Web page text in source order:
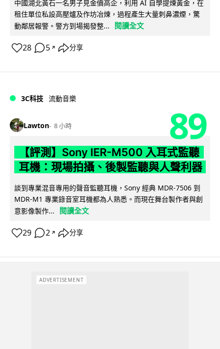
中國湖北黃石一名男子見金價高企，利用 AI 自學提煉黃金，在
租住單位私設高壓爐及作坊冶煉，過程產生大量刺鼻濃煙，驚
動鄰居報警。警方到場揭發整...
閱讀全文
28 5 ↗ 分享
3C科技 流動音樂
Lawton 8 小時 89
【評測】Sony IER-M500 入耳式監聽
耳機：現場拍攝、後製監聽與人聲利器
談到專業混音專用的聲音監聽耳機，Sony 經典 MDR-7506 到
MDR-M1 專業錄音室耳機都為人熟悉。而現在舞台製作者與創
意影像製作...
閱讀全文
29 2 ↗ 分享
ADVERTISEMENT